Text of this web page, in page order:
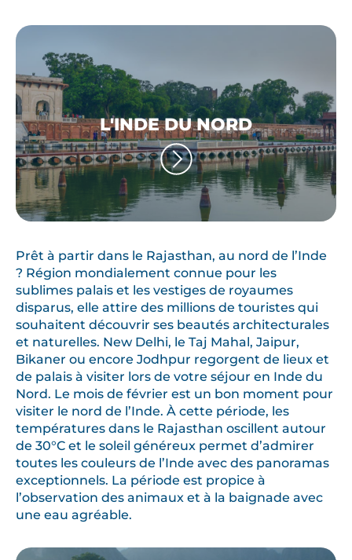
L'INDE DU NORD
Prêt à partir dans le Rajasthan, au nord de l’Inde
? Région mondialement connue pour les
sublimes palais et les vestiges de royaumes
disparus, elle attire des millions de touristes qui
souhaitent découvrir ses beautés architecturales
et naturelles. New Delhi, le Taj Mahal, Jaipur,
Bikaner ou encore Jodhpur regorgent de lieux et
de palais à visiter lors de votre séjour en Inde du
Nord. Le mois de février est un bon moment pour
visiter le nord de l’Inde. À cette période, les
températures dans le Rajasthan oscillent autour
de 30°C et le soleil généreux permet d’admirer
toutes les couleurs de l’Inde avec des panoramas
exceptionnels. La période est propice à
l’observation des animaux et à la baignade avec
une eau agréable.